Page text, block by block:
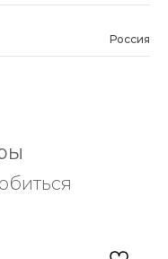
Россия